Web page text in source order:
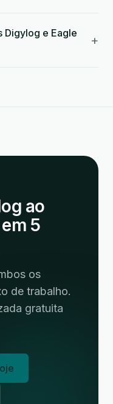
Digylog e Eagle
+
ao
5
os
de trabalho.
gratuita